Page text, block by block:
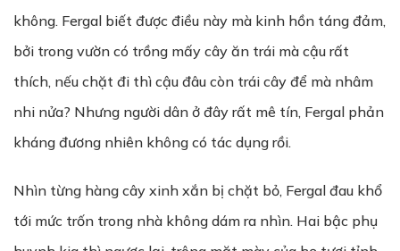
không. Fergal biết được điều này mà kinh hồn táng đảm,
bởi trong vườn có trồng mấy cây ăn trái mà cậu rất
thích, nếu chặt đi thì cậu đâu còn trái cây để mà nhâm
nhi nửa? Nhưng người dân ở đây rất mê tín, Fergal phản
kháng đương nhiên không có tác dụng rồi.
Nhìn từng hàng cây xinh xắn bị chặt bỏ, Fergal đau khổ
tới mức trốn trong nhà không dám ra nhìn. Hai bậc phụ